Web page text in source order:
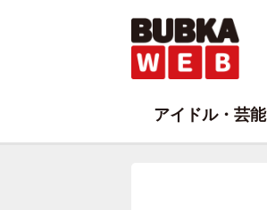
アイドル・芸能